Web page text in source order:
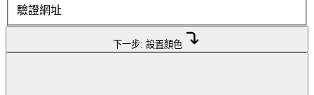
驗證網址
下一步: 設置顏色